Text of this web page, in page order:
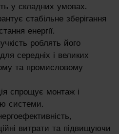
у складних умовах.
стабільне зберігання
енергії.
роблять його
середніх і великих
та промисловому
спрощує монтаж і
системи.
витрати та підвищуючи